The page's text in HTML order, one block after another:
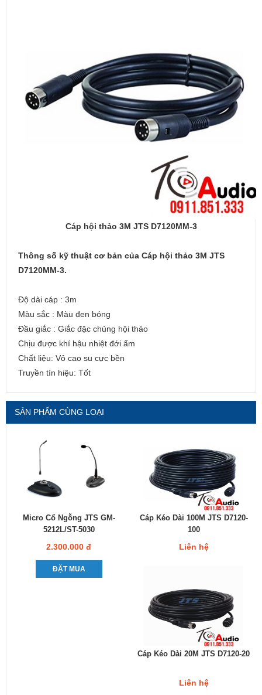
Cáp hội thảo 3M JTS D7120MM-3
Thông số kỹ thuật cơ bản của Cáp hội thảo 3M JTS
D7120MM-3.
Độ dài cáp : 3m
Màu sắc : Màu đen bóng
Đầu giắc : Giắc đặc chủng hội thảo
Chịu được khí hậu nhiệt đới ẩm
Chất liệu: Vỏ cao su cực bền
Truyền tín hiệu: Tốt
SẢN PHẨM CÙNG LOẠI
Micro Cổ Ngỗng JTS GM-
5212L/ST-5030
2.300.000 đ
ĐẶT MUA
Cáp Kéo Dài 100M JTS D7120-
100
Liên hệ
Cáp Kéo Dài 20M JTS D7120-20
Liên hệ